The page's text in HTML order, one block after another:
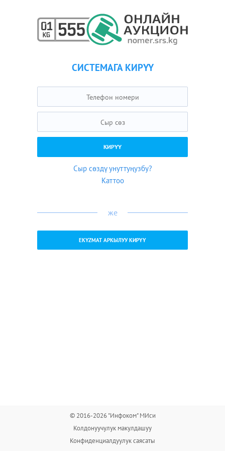
СИСТЕМАГА КИРҮҮ
Сыр сөздү унуттуңузбу?
Каттоо
же
EKYZMAT АРКЫЛУУ КИРҮҮ
© 2016-2026 "Инфоком" МИси
Колдонуучулук макулдашуу
Конфиденциалдуулук саясаты